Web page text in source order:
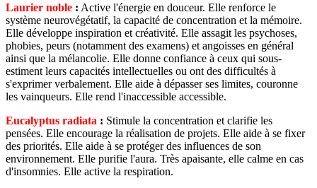
Laurier noble : Active l'énergie en douceur. Elle renforce le
système neurovégétatif, la capacité de concentration et la mémoire.
Elle développe inspiration et créativité. Elle assagit les psychoses,
phobies, peurs (notamment des examens) et angoisses en général
ainsi que la mélancolie. Elle donne confiance à ceux qui sous-
estiment leurs capacités intellectuelles ou ont des difficultés à
s'exprimer verbalement. Elle aide à dépasser ses limites, couronne
les vainqueurs. Elle rend l'inaccessible accessible.
Eucalyptus radiata : Stimule la concentration et clarifie les
pensées. Elle encourage la réalisation de projets. Elle aide à se fixer
des priorités. Elle aide à se protéger des influences de son
environnement. Elle purifie l'aura. Très apaisante, elle calme en cas
d'insomnies. Elle active la respiration.